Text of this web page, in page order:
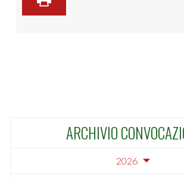
ARCHIVIO
2026